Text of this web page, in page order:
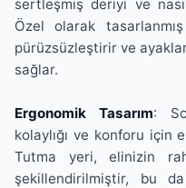
sertleşmiş deriyi ve
Özel olarak
pürüzsüzleştirir ve
sağlar.
Ergonomik Tasarım:
kolaylığı ve konforu için
Tutma yeri, elinizin
şekillendirilmiştir, bu